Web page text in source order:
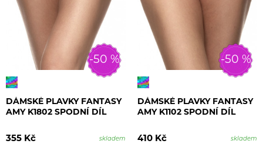
-50 %
DÁMSKÉ PLAVKY FANTASY
AMY K1802 SPODNÍ DÍL
355 Kč skladem
-50 %
DÁMSKÉ PLAVKY FANTASY
AMY K1102 SPODNÍ DÍL
410 Kč skladem